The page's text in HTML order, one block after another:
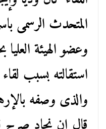
المتحدث الرسمى
وعضو الهيئة
استقالته بسبب
والذى وصفه